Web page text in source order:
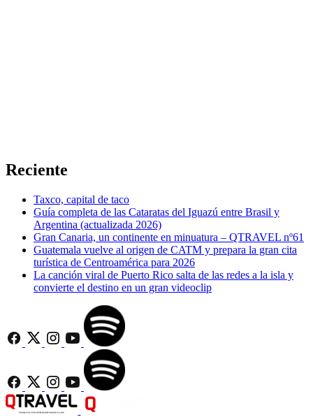
Reciente
Taxco, capital de taco
Guía completa de las Cataratas del Iguazú entre Brasil y
Argentina (actualizada 2026)
Gran Canaria, un continente en minuatura – QTRAVEL nº61
Guatemala vuelve al origen de CATM y prepara la gran cita
turística de Centroamérica para 2026
La canción viral de Puerto Rico salta de las redes a la isla y
convierte el destino en un gran videoclip